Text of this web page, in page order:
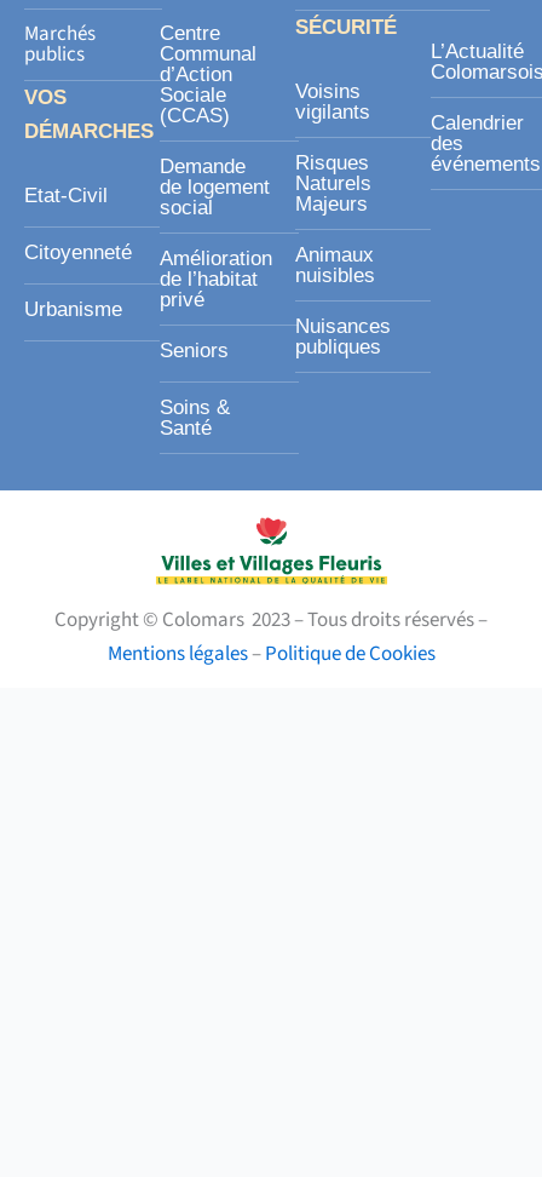
Marchés
publics
VOS
DÉMARCHES
Etat-Civil
Citoyenneté
Urbanisme
Centre
Communal
d’Action
Sociale
(CCAS)
Demande
de logement
social
Amélioration
de l’habitat
privé
Seniors
Soins &
Santé
SÉCURITÉ
Voisins
vigilants
Risques
Naturels
Majeurs
Animaux
nuisibles
Nuisances
publiques
L’Actualité
Calendrier
des
événements
Copyright © Colomars 2023 – Tous droits réservés –
Mentions légales–Politique de Cookies